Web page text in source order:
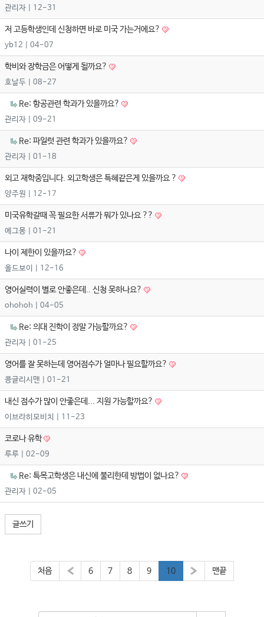
관리자 | 12-31
저 고등학생인데 신청하면 바로 미국 가는거에요?
yb12 | 04-07
학비와 장학금은 어떻게 될까요?
호날두 | 08-27
Re: 항공관련 학과가 있을까요?
관리자 | 09-21
Re: 파일럿 관련 학과가 있을까요?
관리자 | 01-18
외고 재학중입니다. 외고학생은 특혜같은게 있을까요 ?
양주원 | 12-17
미국유학갈때 꼭 필요한 서류가 뭐가 있나요 ??
에그몽 | 01-21
나이 제한이 있을까요?
올드보이 | 12-16
영어실력이 별로 안좋은데.. 신청 못하나요?
ohohoh | 04-05
Re: 의대 진학이 정말 가능할까요?
관리자 | 01-25
영어를 잘 못하는데 영어점수가 얼마나 필요할까요?
콩글리시맨 | 01-21
내신 점수가 많이 안좋은데... 지원 가능할까요?
이브라히모비치 | 11-23
코로나 유학
루루 | 02-09
Re: 특목고학생은 내신에 불리한데 방법이 없나요?
관리자 | 02-05
글쓰기
처음 « 6 7 8 9 10 » 맨끝